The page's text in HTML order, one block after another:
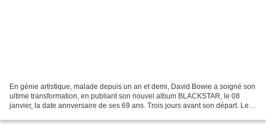
En génie artistique, malade depuis un an et demi, David Bowie a soigné son
ultime transformation, en publiant son nouvel album BLACKSTAR, le 08
janvier, la date annversaire de ses 69 ans. Trois jours avant son départ. Le